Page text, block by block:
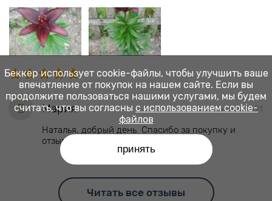
Б Мария 06 июл 2021
Наталья, добрый день. Спасибо за покупку и
отзыв. Желаем долгого цветения.
Читать все отзывы
Беккер использует cookie-файлы, чтобы улучшить ваше
впечатление от покупок на нашем сайте. Если вы
продолжите пользоваться нашими услугами, мы будем
считать, что вы согласны с использованием cookie-
файлов
принять